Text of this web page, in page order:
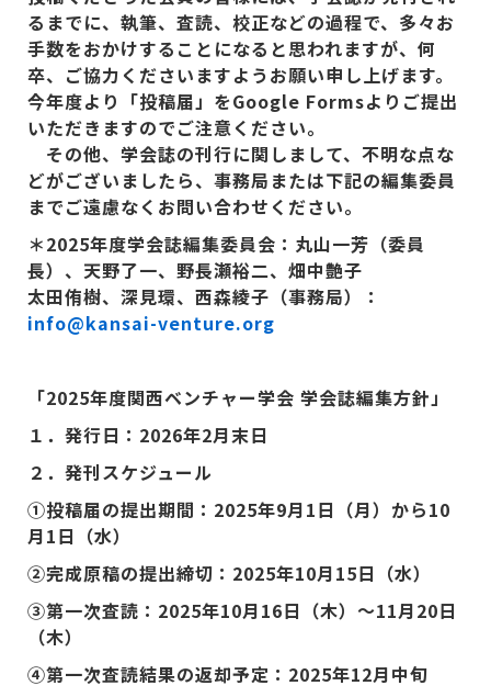
るまでに、執筆、査読、校正などの過程で、多々お
手数をおかけすることになると思われますが、何
卒、ご協力くださいますようお願い申し上げます。
今年度より「投稿届」をGoogle Formsよりご提出
いただきますのでご注意ください。
その他、学会誌の刊行に関しまして、不明な点な
どがございましたら、事務局または下記の編集委員
までご遠慮なくお問い合わせください。
＊2025年度学会誌編集委員会：丸山一芳（委員
長）、天野了一、野長瀬裕二、畑中艶子
太田侑樹、深見環、西森綾子（事務局）：
info@kansai-venture.org
「2025年度関西ベンチャー学会 学会誌編集方針」
１．発行日： 2026年2月末日
２．発刊スケジュール
①投稿届の提出期間：2025年9月1日（月）から10
月1日（水）
②完成原稿の提出締切：2025年10月15日（水）
③第一次査読：2025年10月16日（木）～11月20日
（木）
④第一次査読結果の返却予定：2025年12月中旬